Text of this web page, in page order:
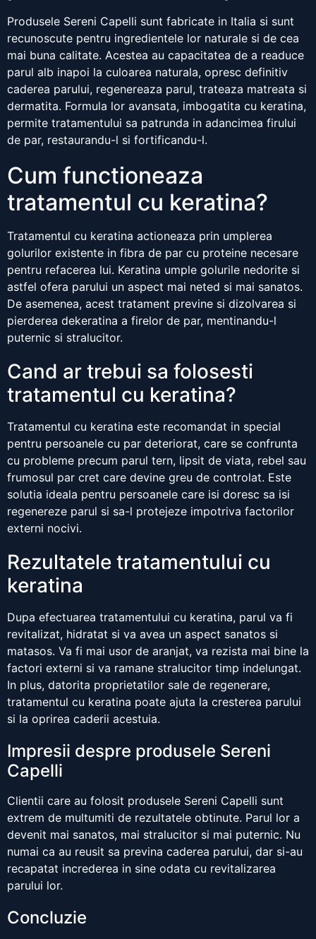
Produsele Sereni Capelli sunt fabricate in Italia si sunt
recunoscute pentru ingredientele lor naturale si de cea
mai buna calitate. Acestea au capacitatea de a readuce
parul alb inapoi la culoarea naturala, opresc definitiv
caderea parului, regenereaza parul, trateaza matreata si
dermatita. Formula lor avansata, imbogatita cu keratina,
permite tratamentului sa patrunda in adancimea firului
de par, restaurandu-l si fortificandu-l.
Cum functioneaza
tratamentul cu keratina?
Tratamentul cu keratina actioneaza prin umplerea
golurilor existente in fibra de par cu proteine necesare
pentru refacerea lui. Keratina umple golurile nedorite si
astfel ofera parului un aspect mai neted si mai sanatos.
De asemenea, acest tratament previne si dizolvarea si
pierderea dekeratina a firelor de par, mentinandu-l
puternic si stralucitor.
Cand ar trebui sa folosesti
tratamentul cu keratina?
Tratamentul cu keratina este recomandat in special
pentru persoanele cu par deteriorat, care se confrunta
cu probleme precum parul tern, lipsit de viata, rebel sau
frumosul par cret care devine greu de controlat. Este
solutia ideala pentru persoanele care isi doresc sa isi
regenereze parul si sa-l protejeze impotriva factorilor
externi nocivi.
Rezultatele tratamentului cu
keratina
Dupa efectuarea tratamentului cu keratina, parul va fi
revitalizat, hidratat si va avea un aspect sanatos si
matasos. Va fi mai usor de aranjat, va rezista mai bine la
factori externi si va ramane stralucitor timp indelungat.
In plus, datorita proprietatilor sale de regenerare,
tratamentul cu keratina poate ajuta la cresterea parului
si la oprirea caderii acestuia.
Impresii despre produsele Sereni
Capelli
Clientii care au folosit produsele Sereni Capelli sunt
extrem de multumiti de rezultatele obtinute. Parul lor a
devenit mai sanatos, mai stralucitor si mai puternic. Nu
numai ca au reusit sa previna caderea parului, dar si-au
recapatat increderea in sine odata cu revitalizarea
parului lor.
Concluzie